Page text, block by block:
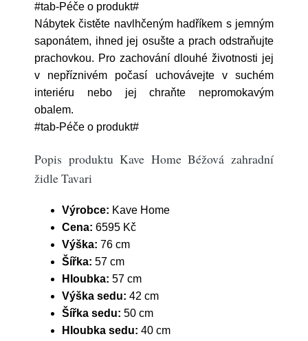
#tab-Péče o produkt#
Nábytek čistěte navlhčeným hadříkem s jemným
saponátem, ihned jej osušte a prach odstraňujte
prachovkou. Pro zachování dlouhé životnosti jej
v nepříznivém počasí uchovávejte v suchém
interiéru nebo jej chraňte nepromokavým
obalem.
#tab-Péče o produkt#
Popis produktu Kave Home Béžová zahradní
židle Tavari
Výrobce: Kave Home
Cena: 6595 Kč
Výška: 76 cm
Šířka: 57 cm
Hloubka: 57 cm
Výška sedu: 42 cm
Šířka sedu: 50 cm
Hloubka sedu: 40 cm